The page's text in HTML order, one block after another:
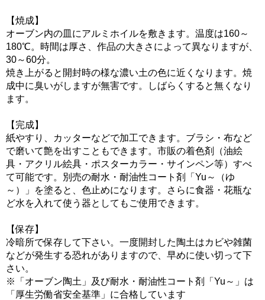
【焼成】
オーブン内の皿にアルミホイルを敷きます。温度は160～
180℃。時間は厚さ、作品の大きさによって異なりますが、
30～60分。
焼き上がると開封時の様な濃い土の色に近くなります。焼
成中に臭いがしますが無害です。しばらくすると無くなり
ます。
【完成】
紙やすり、カッターなどで加工できます。ブラシ・布など
で磨いて艶を出すこともできます。市販の着色剤（油絵
具・アクリル絵具・ポスターカラー・サインペン等）すべ
て可能です。別売の耐水・耐油性コート剤「Yu～（ゆ
～）」を塗ると、色止めになります。さらに食器・花瓶な
ど水を入れて使う器としてもご使用できます。
【保存】
冷暗所で保存して下さい。一度開封した陶土はカビや雑菌
などが発生する恐れがありますので、早めに使い切って下
さい。
※「オーブン陶土」及び耐水・耐油性コート剤「Yu～」は
「厚生労働省安全基準」に合格しています